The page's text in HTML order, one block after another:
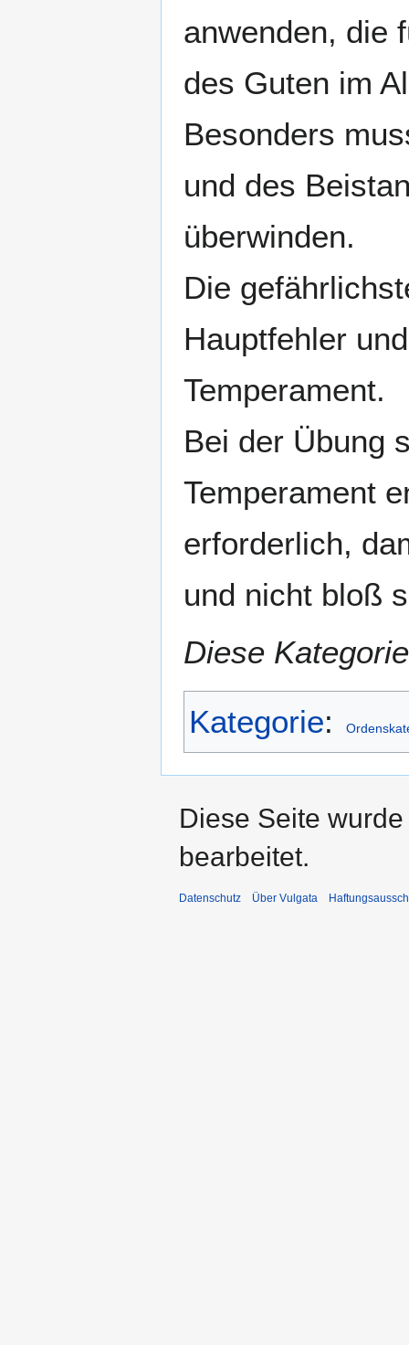
anwenden, die
des Guten im
Besonders
und des
überwinden.
Die
Hauptfehler
Temperament.
Bei der Übung
Temperament
erforderlich,
und nicht bloß
Diese
Kategorie:
Diese Seite
bearbeitet.
Datenschutz Über Vulgata